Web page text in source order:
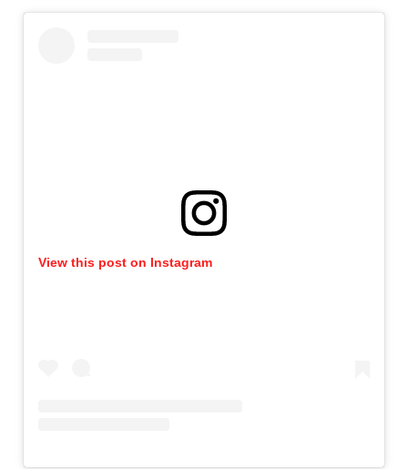
View this post on Instagram